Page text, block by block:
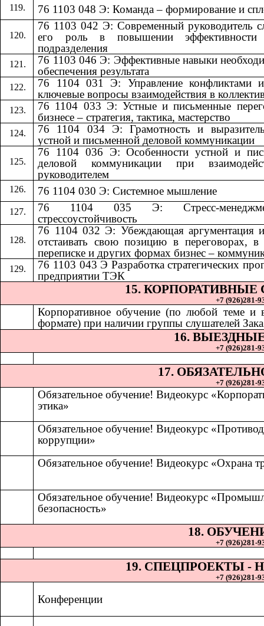
76 1103 048 Э: Команда – формирование и
76 1103 042 Э: Современный руководитель
его роль в повышении эффективности
подразделения
76 1103 046 Э: Эффективные навыки
обеспечения результата
76 1104 031 Э: Управление конфликтами
ключевые вопросы взаимодействия в
76 1104 033 Э: Устные и письменные
бизнесе – стратегия, тактика, мастерство
76 1104 034 Э: Грамотность и
устной и письменной деловой коммуникации
76 1104 036 Э: Особенности устной и
деловой коммуникации при
руководителем
76 1104 030 Э: Системное мышление
76 1104 035 Э: Стресс-
стрессоустойчивость
76 1104 032 Э: Убеждающая аргументация
отстаивать свою позицию в переговорах, в
переписке и других формах бизнес –
76 1103 043 Э Разработка стратегических
предприятии ТЭК
15.
+7 (926)281-
Корпоративное обучение (по любой теме и
формате) при наличии группы слушателей
16.
+7 (926)281-
17.
+7 (926)281-
Обязательное обучение! Видеокурс
этика»
Обязательное обучение! Видеокурс
коррупции»
Обязательное обучение! Видеокурс «Охрана
Обязательное обучение! Видеокурс
безопасность»
18.
+7 (926)281-
19. СПЕЦПРОЕКТЫ
+7 (926)281-
Конференции